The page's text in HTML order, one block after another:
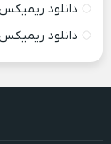
دانلود
دانلود